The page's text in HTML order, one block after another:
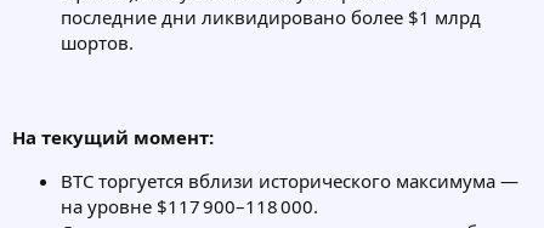
последние дни ликвидировано более $1 млрд
шортов.
На текущий момент:
BTC торгуется вблизи исторического максимума —
на уровне $117 900–118 000.